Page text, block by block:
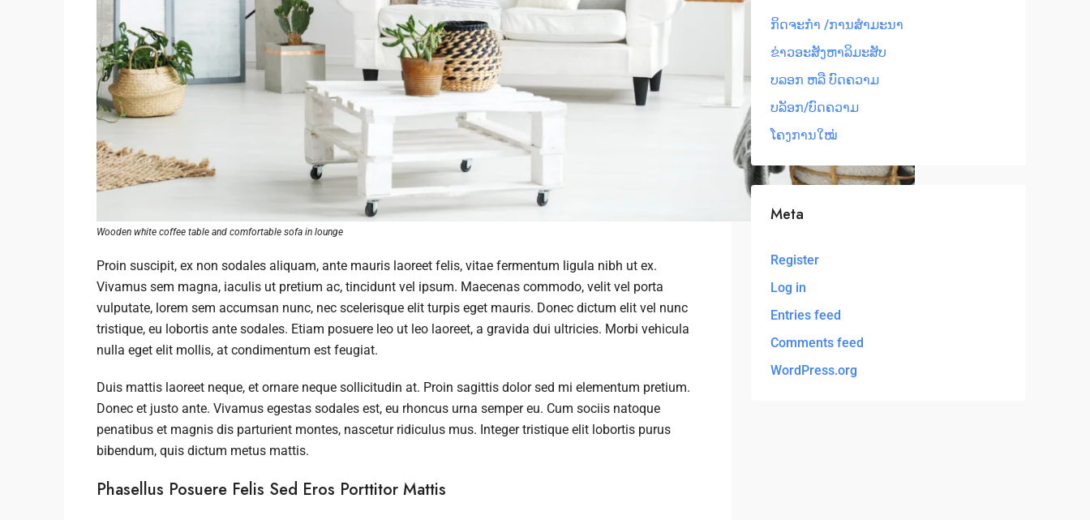
Wooden white coffee table and comfortable sofa in lounge
Proin suscipit, ex non sodales aliquam, ante mauris laoreet felis, vitae fermentum ligula nibh ut ex.
Vivamus sem magna, iaculis ut pretium ac, tincidunt vel ipsum. Maecenas commodo, velit vel porta
vulputate, lorem sem accumsan nunc, nec scelerisque elit turpis eget mauris. Donec dictum elit vel nunc
tristique, eu lobortis ante sodales. Etiam posuere leo ut leo laoreet, a gravida dui ultricies. Morbi vehicula
nulla eget elit mollis, at condimentum est feugiat.
Duis mattis laoreet neque, et ornare neque sollicitudin at. Proin sagittis dolor sed mi elementum pretium.
Donec et justo ante. Vivamus egestas sodales est, eu rhoncus urna semper eu. Cum sociis natoque
penatibus et magnis dis parturient montes, nascetur ridiculus mus. Integer tristique elit lobortis purus
bibendum, quis dictum metus mattis.
Phasellus Posuere Felis Sed Eros Porttitor Mattis
ກິດຈະກຳ /ການສໍາມະນາ
ຂ່າວອະສັງຫາລິມະສັບ
ບລອກ ຫລື ບົດຄວາມ
ບລັອກ/ບົດຄວາມ
ໂຄງການໃໝ່
Meta
Register
Log in
Entries feed
Comments feed
WordPress.org